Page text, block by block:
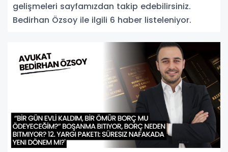
gelişmeleri sayfamızdan takip edebilirsiniz.
Bedirhan Özsoy ile ilgili 6 haber listeleniyor.